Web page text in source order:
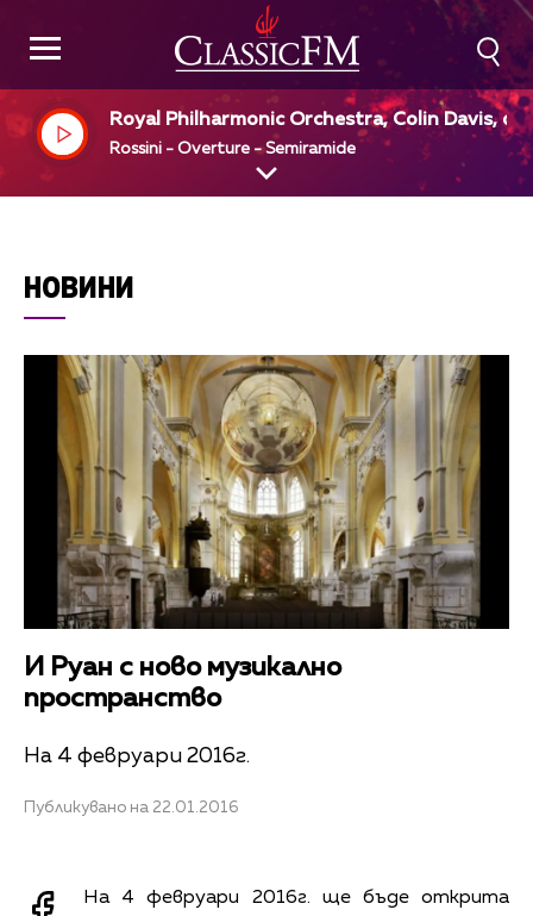
Royal Philharmonic Orchestra, Colin Davis, dir
Rossini - Overture - Semiramide
НОВИНИ
И Руан с ново музикално
пространство
На 4 февруари 2016г.
Публикувано на 22.01.2016
На 4 февруари 2016г. ще бъде открита